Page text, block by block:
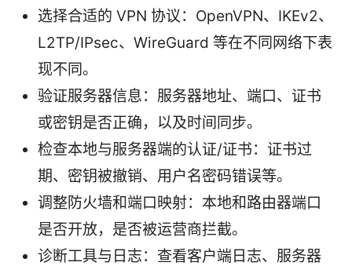
选择合适的 VPN 协议：OpenVPN、IKEv2、
L2TP/IPsec、WireGuard 等在不同网络下表
现不同。
验证服务器信息：服务器地址、端口、证书
或密钥是否正确，以及时间同步。
检查本地与服务器端的认证/证书：证书过
期、密钥被撤销、用户名密码错误等。
调整防火墙和端口映射：本地和路由器端口
是否开放，是否被运营商拦截。
诊断工具与日志：查看客户端日志、服务器